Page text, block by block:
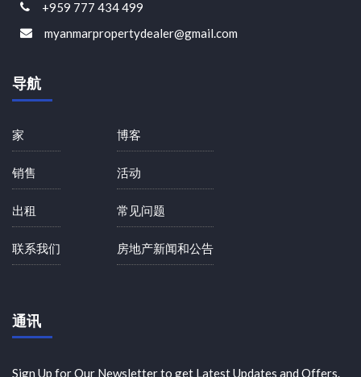
+959 777 434 499
myanmarpropertydealer@gmail.com
导航
家
销售
出租
联系我们
博客
活动
常见问题
房地产新闻和公告
通讯
Sign Up for Our Newsletter to get Latest Updates and Offers.